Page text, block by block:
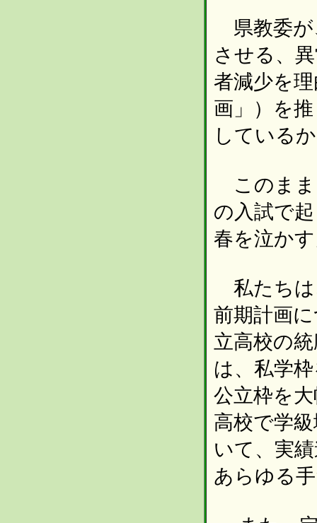
県教委が
させる、
者減少を
画」）を
している
このまま
の入試で
春を泣か
私たちは
前期計画
立高校の
は、私学
公立枠を
高校で学
いて、実
あらゆる